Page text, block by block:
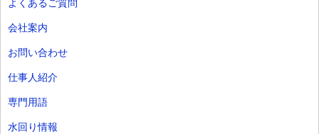
よくあるご質問
会社案内
お問い合わせ
仕事人紹介
専門用語
水回り情報